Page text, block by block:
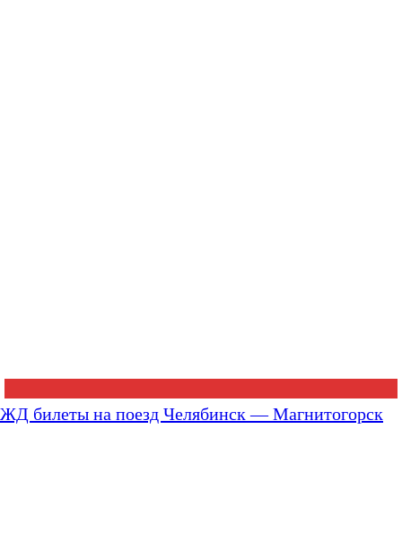
ЖД билеты на поезд Челябинск — Магнитогорск